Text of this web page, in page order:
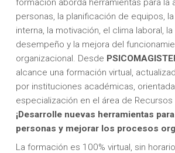
formación aborda herramientas para la
personas, la planificación de equipos,
interna, la motivación, el clima laboral,
desempeño y la mejora del
organizacional. Desde
alcance una formación virtual,
por instituciones académicas,
especialización en el área de Recursos
¡Desarrolle nuevas herramientas
personas y mejorar los procesos
La formación es 100% virtual, sin